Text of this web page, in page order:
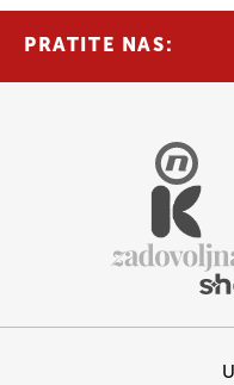
PRATITE NAS: